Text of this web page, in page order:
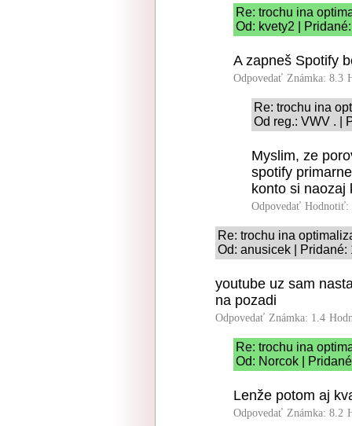
Re: trochu ina
Od: kvety2 |
A zapneš Spotify
Odpovedať Známka: 8.3
Re: trochu ina
Od reg.: VWV . |
Myslim, ze
spotify
konto si naozaj
Odpovedať Hodnotiť:
Re: trochu ina
Od: anusicek | Pridané:
youtube uz sam
na pozadi
Odpovedať Známka: 1.4
Re: trochu ina
Od: Norcok |
Lenže potom aj
Odpovedať Známka: 8.2